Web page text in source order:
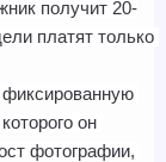
получит 20-
платят только
фиксированную
он
фотографии,